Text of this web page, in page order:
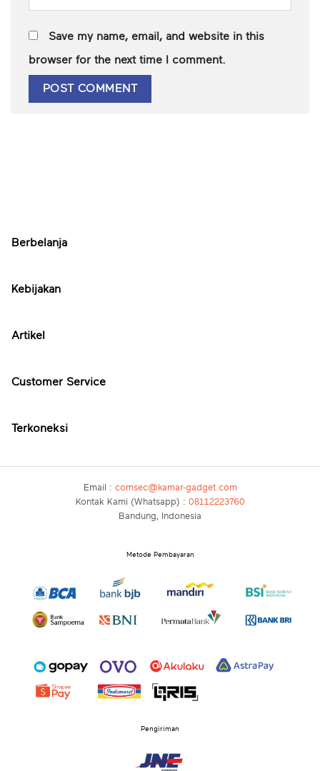
Save my name, email, and website in this
browser for the next time I comment.
Berbelanja
Kebijakan
Artikel
Customer Service
Terkoneksi
Email : comsec@kamar-gadget.com
Kontak Kami (Whatsapp) : 08112223760
Bandung, Indonesia
Metode Pembayaran
Pengiriman